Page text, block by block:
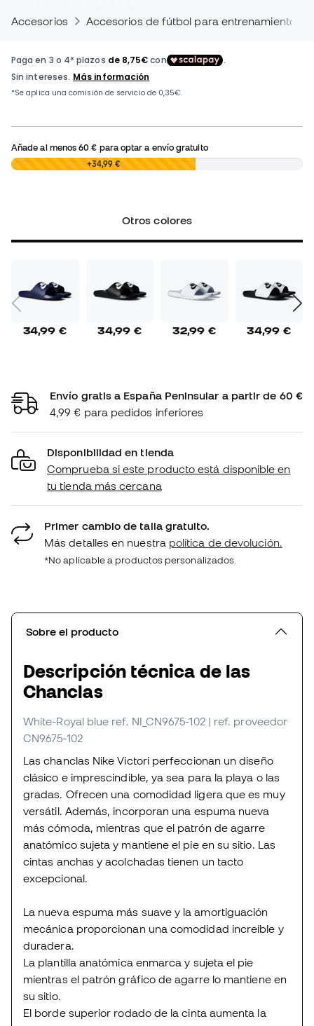
Accesorios Accesorios de fútbol para entrenamientos
Añade al menos60 € para optar a envío gratuito
0,00 € +34,99 €
Otros colores
34,99 € 34,99 € 32,99 € 34,99 €
Envío gratis a España Peninsular a partir de 60 €
4,99 € para pedidos inferiores
Disponibilidad en tienda
Comprueba si este producto está disponible en
tu tienda más cercana
Primer cambio de talla gratuito.
Más detalles en nuestra política de devolución.
*No aplicable a productos personalizados.
Sobre el producto
Descripción técnica de las
Chanclas
White-Royal blue ref. NI_CN9675-102 | ref. proveedor
CN9675-102
Las chanclas Nike Victori perfeccionan un diseño
clásico e imprescindible, ya sea para la playa o las
gradas. Ofrecen una comodidad ligera que es muy
versátil. Además, incorporan una espuma nueva
más cómoda, mientras que el patrón de agarre
anatómico sujeta y mantiene el pie en su sitio. Las
cintas anchas y acolchadas tienen un tacto
excepcional.
La nueva espuma más suave y la amortiguación
mecánica proporcionan una comodidad increíble y
duradera.
La plantilla anatómica enmarca y sujeta el pie
mientras el patrón gráfico de agarre lo mantiene en
su sitio.
El borde superior rodado de la cinta aumenta la